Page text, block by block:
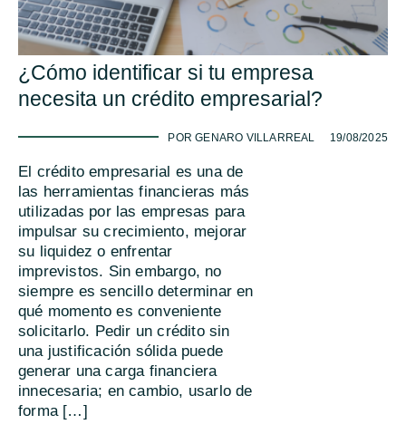
¿Cómo identificar si tu empresa
necesita un crédito empresarial?
-POR GENARO VILLARREAL 19/08/2025
El crédito empresarial es una de
las herramientas financieras más
utilizadas por las empresas para
impulsar su crecimiento, mejorar
su liquidez o enfrentar
imprevistos. Sin embargo, no
siempre es sencillo determinar en
qué momento es conveniente
solicitarlo. Pedir un crédito sin
una justificación sólida puede
generar una carga financiera
innecesaria; en cambio, usarlo de
forma […]